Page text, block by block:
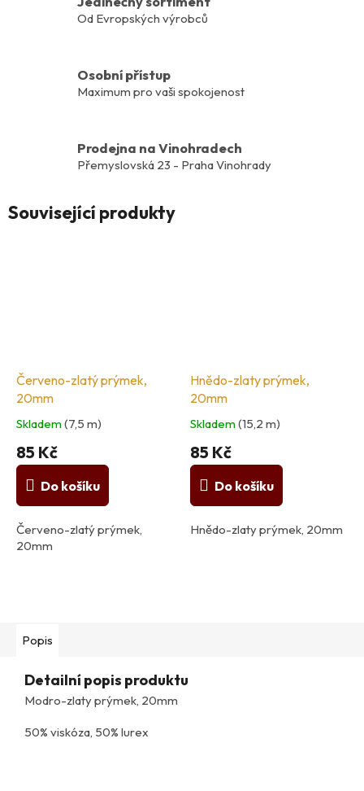
Od Evropských výrobců
Osobní přístup
Maximum pro vaši spokojenost
Prodejna na Vinohradech
Přemyslovská 23 - Praha Vinohrady
Související produkty
Červeno-zlatý prýmek,
20mm
Skladem(7,5 m)
85 Kč
Do košíku
Červeno-zlatý prýmek,
20mm
Hnědo-zlaty prýmek,
20mm
Skladem(15,2 m)
85 Kč
Do košíku
Hnědo-zlaty prýmek, 20mm
Popis
Detailní popis produktu
Modro-zlaty prýmek, 20mm
50% viskóza, 50% lurex